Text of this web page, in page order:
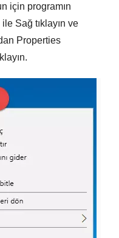
için programın
ile Sağ tıklayın ve
Properties